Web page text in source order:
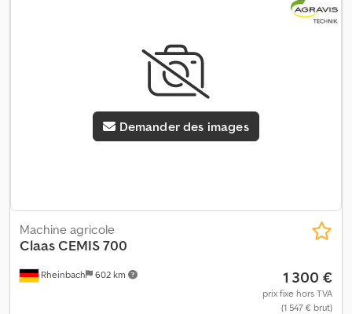
Demander des images
Rheinbach 602 km
Machine agricole
ClaasCEMIS 700
1 300 €
prix fixe hors TVA
(1 547 € brut)